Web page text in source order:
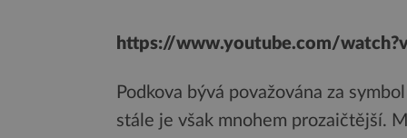
https://www.youtube.com/
Podkova bývá považována za
stále je však mnohem prozaičtější.